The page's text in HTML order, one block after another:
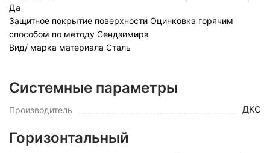
Да
Защитное покрытие поверхности Оцинковка горячим
способом по методу Сендзимира
Вид/ марка материала Сталь
Системные параметры
Производитель ДКС
Горизонтальный